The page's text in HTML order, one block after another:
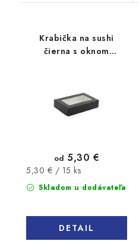
Krabička na sushi
čierna s oknom
Skladom u dodávateľa
od 5,30 €
Jednotková
cena:
5,30 € / 15 ks
DETAIL